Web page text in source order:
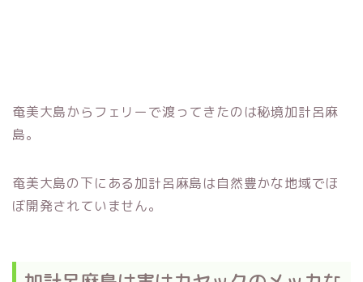
奄美大島からフェリーで渡ってきたのは秘境加計呂麻
島。
奄美大島の下にある加計呂麻島は自然豊かな地域でほ
ぼ開発されていません。